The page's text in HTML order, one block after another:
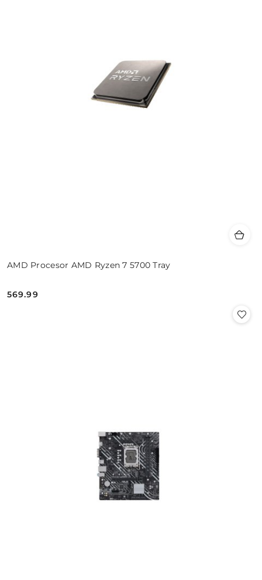
AMD Procesor AMD Ryzen 7 5700 Tray
Cena:
569.99